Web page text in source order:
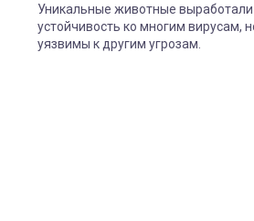
Уникальные животные выработали
устойчивость ко многим вирусам,
уязвимы к другим угрозам.